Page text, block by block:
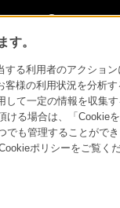
す。
る利用者のアクショ
様の利用状況を分析
て一定の情報を収集
る場合は、「Cookie
も管理することがで
ポリシーをご覧く